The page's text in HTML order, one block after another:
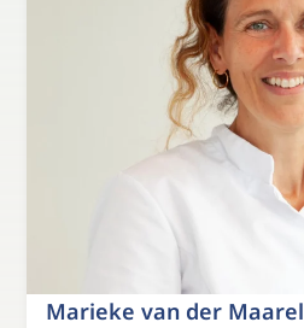
Marieke van der Maarel